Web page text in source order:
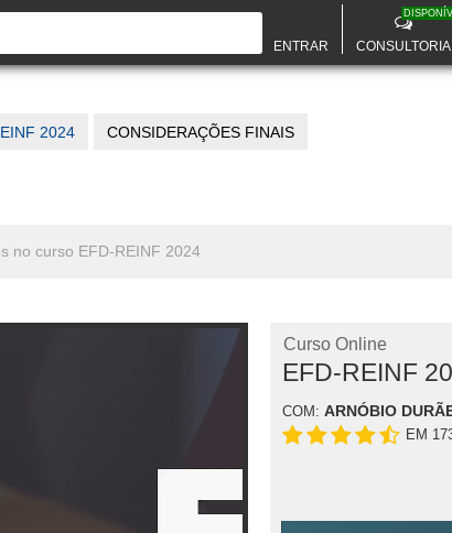
ENTRAR CONSULTORIA
2024 CONSIDERAÇÕES FINAIS
no curso EFD-REINF 2024
Curso Online
EFD-REINF
COM: ARNÓBIO
EM